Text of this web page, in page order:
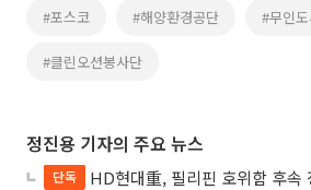
#포스코 #해양환경공단 #무인
#클린오션봉사단
정진용 기자의 주요 뉴스
단독 HD현대重, 필리핀 호위함 후속 정조준…‘14척